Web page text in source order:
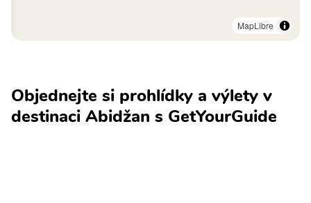
MapLibre
Objednejte si prohlídky a výlety v
destinaci Abidžan s GetYourGuide